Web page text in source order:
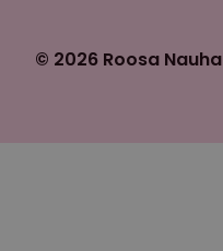
© 2026 Roosa Nauha